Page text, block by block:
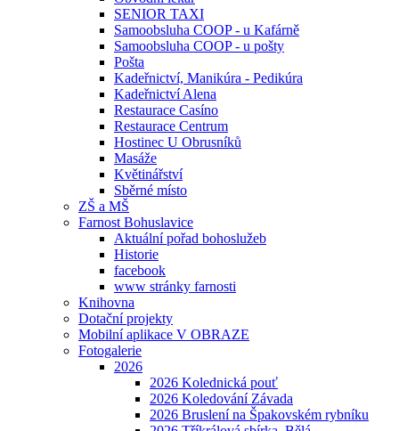
SENIOR TAXI
Samoobsluha COOP - u Kafárně
Samoobsluha COOP - u pošty
Pošta
Kadeřnictví, Manikúra - Pedikúra
Kadeřnictví Alena
Restaurace Casíno
Restaurace Centrum
Hostinec U Obrusníků
Masáže
Květinářství
Sběrné místo
ZŠ a MŠ
Farnost Bohuslavice
Aktuální pořad bohoslužeb
Historie
facebook
www stránky farnosti
Knihovna
Dotační projekty
Mobilní aplikace V OBRAZE
Fotogalerie
2026
2026 Kolednická pouť
2026 Koledování Závada
2026 Bruslení na Špakovském rybníku